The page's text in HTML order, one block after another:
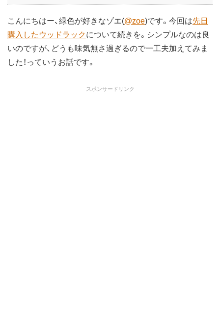
こんにちはー、緑色が好きなゾエ(@zoe)です。今回は先日
購入したウッドラックについて続きを。シンプルなのは良
いのですが、どうも味気無さ過ぎるので一工夫加えてみま
した！っていうお話です。
スポンサードリンク